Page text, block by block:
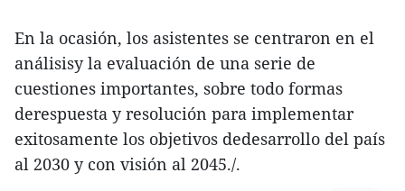
En la ocasión, los asistentes se centraron en el
análisisy la evaluación de una serie de
cuestiones importantes, sobre todo formas
derespuesta y resolución para implementar
exitosamente los objetivos dedesarrollo del país
al 2030 y con visión al 2045./.